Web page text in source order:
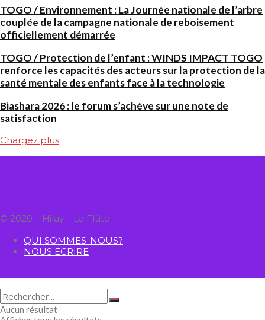
TOGO / Environnement : La Journée nationale de l’arbre
couplée de la campagne nationale de reboisement
officiellement démarrée
TOGO / Protection de l’enfant : WINDS IMPACT TOGO
renforce les capacités des acteurs sur la protection de la
santé mentale des enfants face à la technologie
Biashara 2026 : le forum s’achève sur une note de
satisfaction
Chargez plus
© 2020 – Hilay – La Flûte
QUI SOMMES-NOUS?
NOUS ECRIRE
Aucun résultat